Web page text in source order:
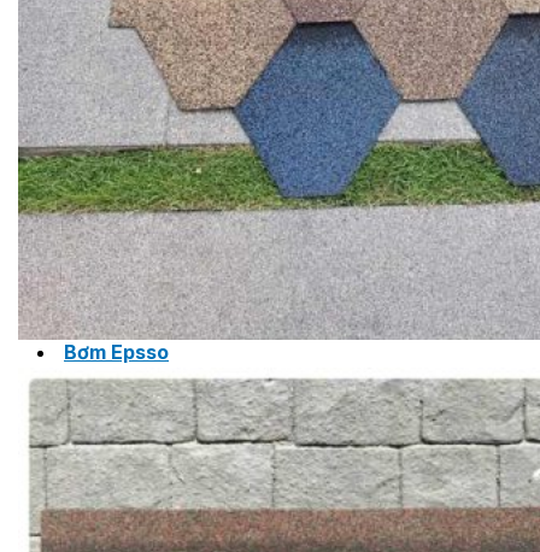
VÁN OSB (VÁN DĂM ĐỊNH HƯỚNG)
MÁI LÁ NHÂN TẠO CENTRO THATCH
MASTER COPPO (KIỂU DÁNG NGÓI
ĐỊA TRUNG HẢI)
Bơm Epsso
HỆ THỐNG BƠM TĂNG ÁP EPSSO
BƠM TRỤC ĐỨNG ĐƠN TẦNG CÁNH INLINE DP